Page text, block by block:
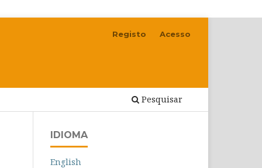
Pesquisar
Registo Acesso
IDIOMA
English